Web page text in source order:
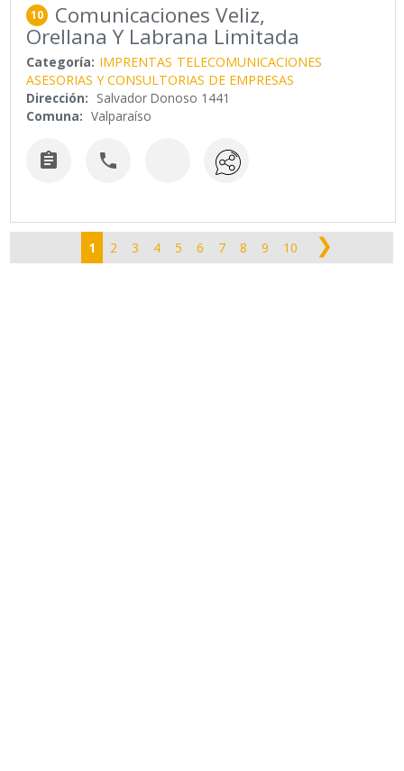
10 Comunicaciones Veliz,
Orellana Y Labrana Limitada
Categoría: IMPRENTAS TELECOMUNICACIONES
ASESORIAS Y CONSULTORIAS DE EMPRESAS
Dirección: Salvador Donoso 1441
Comuna: Valparaíso
 
1 2 3 4 5 6 7 8 9 10 ❯